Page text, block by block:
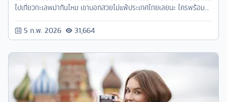
ไปเที่ยวทะเลพม่ากันไหม เขาบอกสวยไม่แพ้ประเทศไทยเลยนะ ใครพร้อม
ครับ กันเลย
5 ก.พ. 2026 31,664